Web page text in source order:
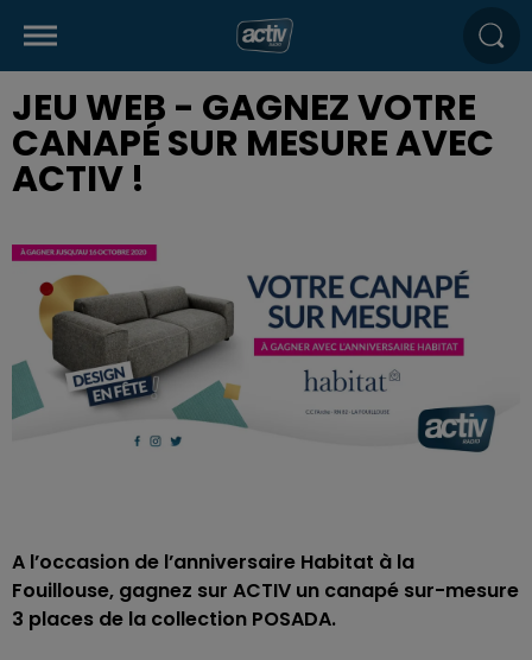
JEU WEB - GAGNEZ VOTRE
CANAPÉ SUR MESURE AVEC
ACTIV !
A l’occasion de l’anniversaire Habitat à la
Fouillouse, gagnez sur ACTIV un canapé sur-mesure
3 places de la collection POSADA.